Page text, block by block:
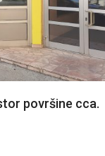
površine cca.